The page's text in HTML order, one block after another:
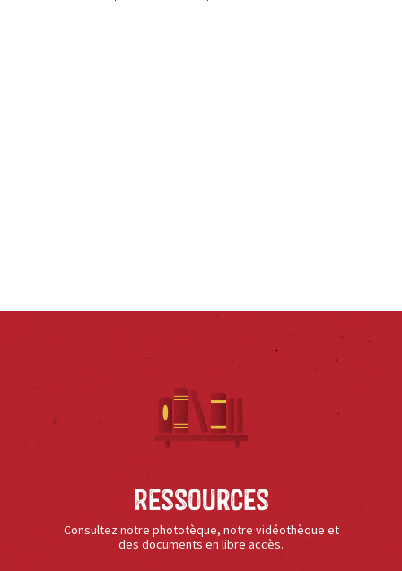
Ressources
Consultez notre phototèque, notre vidéothèque et
des documents en libre accès.